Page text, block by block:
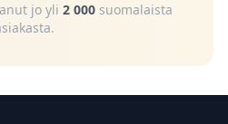
jo yli 2 000suomalaista